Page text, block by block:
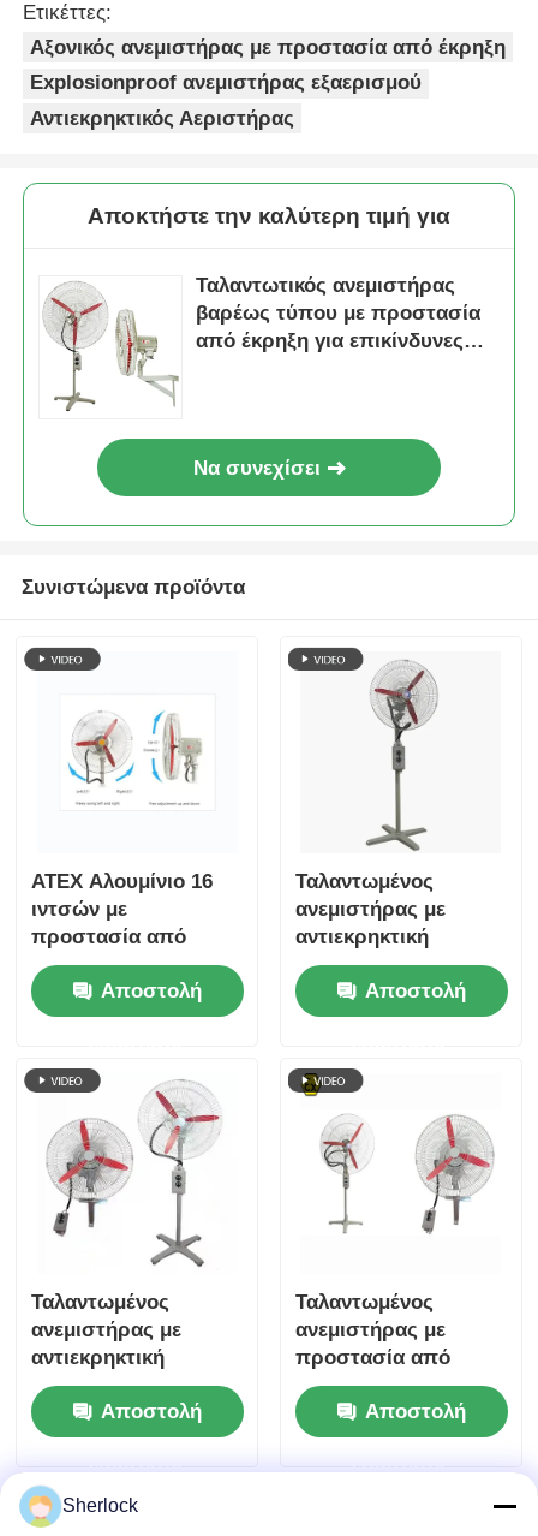
Ετικέττες:
Αξονικός ανεμιστήρας με προστασία από έκρηξη
Explosionproof ανεμιστήρας εξαερισμού
Αντιεκρηκτικός Αεριστήρας
Αποκτήστε την καλύτερη τιμή για
Ταλαντωτικός ανεμιστήρας
βαρέως τύπου με προστασία
από έκρηξη για επικίνδυνες
Να συνεχίσει
Συνιστώμενα προϊόντα
ATEX Αλουμίνιο 16
ιντσών με
προστασία από
έκρηξη
αναπνευστήρα
ταλαντευόμενου
Αποστολή
Ταλαντωμένος
ανεμιστήρας με
αντιεκρηκτική
προστασία για
επικίνδυνες θέσεις
Αποστολή
Ταλαντωμένος
ανεμιστήρας με
αντιεκρηκτική
προστασία για
επικίνδυνες θέσεις |
Πιστοποιημένο ATEX
Αποστολή
ερώτησης
Ταλαντωμένος
ανεμιστήρας με
προστασία από
έκρηξη |
Βιομηχανικός
ανεμιστήρας ψύξης
επικίνδυνων
Αποστολή
ερώτησης
Sherlock